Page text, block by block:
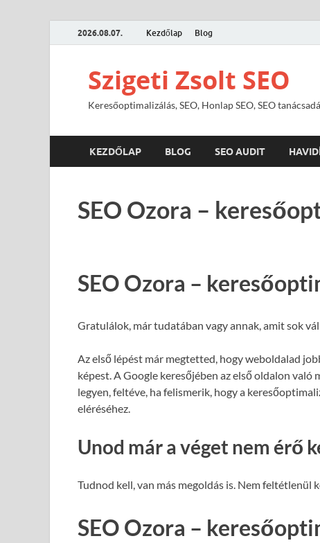
2026.08.07. Kezdőlap Blog
Szigeti Zsolt SEO
Keresőoptimalizálás, SEO, Honlap SEO, SEO
KEZDŐLAP BLOG SEO AUDIT
SEO Ozora –
SEO Ozora –
Gratulálok, már tudatában vagy annak, amit sok
Az első lépést már megtetted, hogy weboldalad
képest. A Google keresőjében az első oldalon való
legyen, feltéve, ha felismerik, hogy a
eléréséhez.
Unod már a véget nem érő
Tudnod kell, van más megoldás is. Nem feltétlenül
SEO Ozora –